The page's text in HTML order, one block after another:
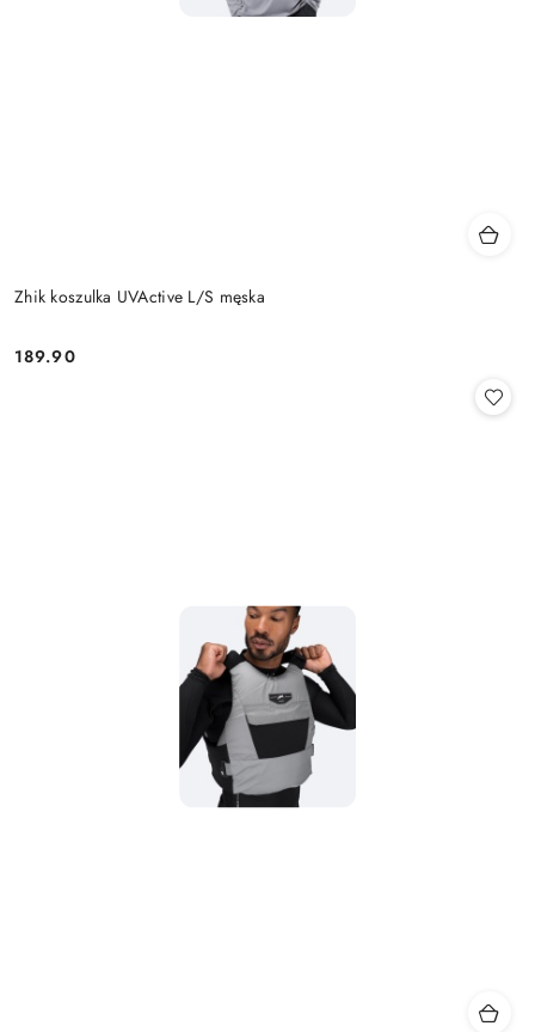
Zhik koszulka UVActive L/S męska
Cena:
189.90